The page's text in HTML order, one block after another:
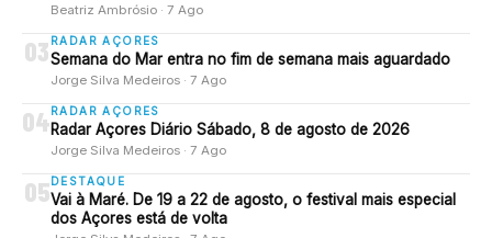
Beatriz Ambrósio · 7 Ago
03 RADAR AÇORES
Semana do Mar entra no fim de semana mais aguardado
Jorge Silva Medeiros · 7 Ago
04RADAR AÇORES
Radar Açores Diário Sábado, 8 de agosto de 2026
Jorge Silva Medeiros · 7 Ago
05 DESTAQUE
Vai à Maré. De 19 a 22 de agosto, o festival mais especial
dos Açores está de volta